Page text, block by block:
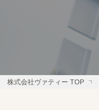
株式会社ヴァティー TOP